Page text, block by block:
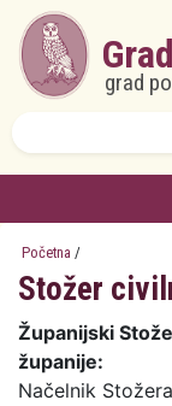
Skoči na glavni
grad
Početna /
Stožer
Županijski
županije:
Načelnik